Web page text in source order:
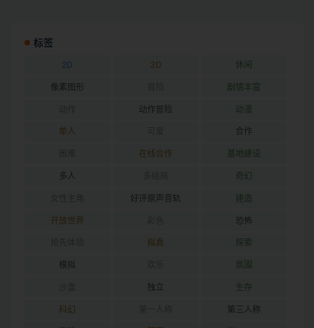
标签
2D 3D 休闲
像素图形 剧情丰富
动作冒险 动漫
单人 合作
在线合作 基地建设
多人 奇幻
好评原声音轨 建造
开放世界 恐怖
拟真 探索
模拟 氛围
独立 生存
科幻 第三人称